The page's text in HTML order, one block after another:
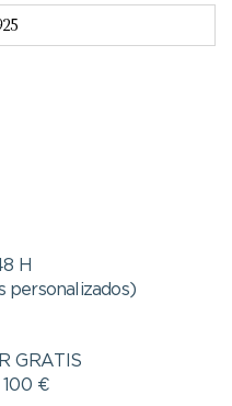
H
personalizados)
GRATIS
100 €